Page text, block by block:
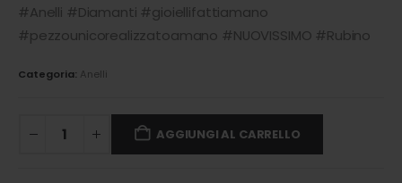
#Anelli #Diamanti #gioiellifattiamano
#pezzounicorealizzatoamano #NUOVISSIMO #Rubino
Categoria: Anelli
AGGIUNGI AL CARRELLO